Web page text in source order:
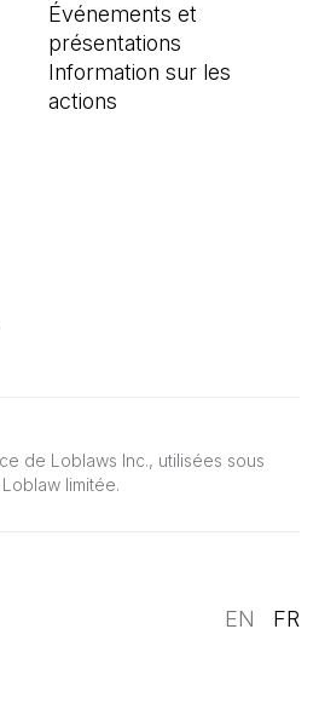
de Loblaws Inc., utilisées sous
limitée.
Événements et
présentations
Information sur les
actions
EN FR